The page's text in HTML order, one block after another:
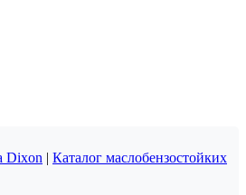
Dixon | Каталог маслобензостойких